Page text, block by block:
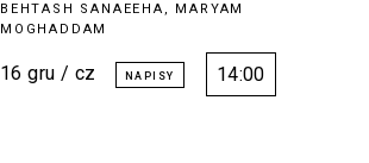
BEHTASH SANAEEHA, MARYAM
MOGHADDAM
16 gru / cz 14:00